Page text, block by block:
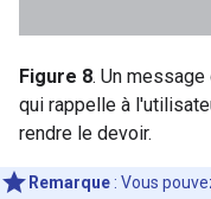
Figure 8. Un
qui rappelle à
rendre le devoir.
Remarque : Vous